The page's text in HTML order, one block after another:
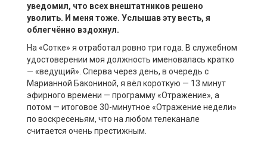
уведомил, что всех внештатников решено
уволить. И меня тоже. Услышав эту весть, я
облегчённо вздохнул.
На «Сотке» я отработал ровно три года. В служебном
удостоверении моя должность именовалась кратко
— «ведущий». Сперва через день, в очередь с
Марианной Бакониной, я вёл короткую — 13 минут
эфирного времени — программу «Отражение», а
потом — итоговое 30-минутное «Отражение недели»
по воскресеньям, что на любом телеканале
считается очень престижным.